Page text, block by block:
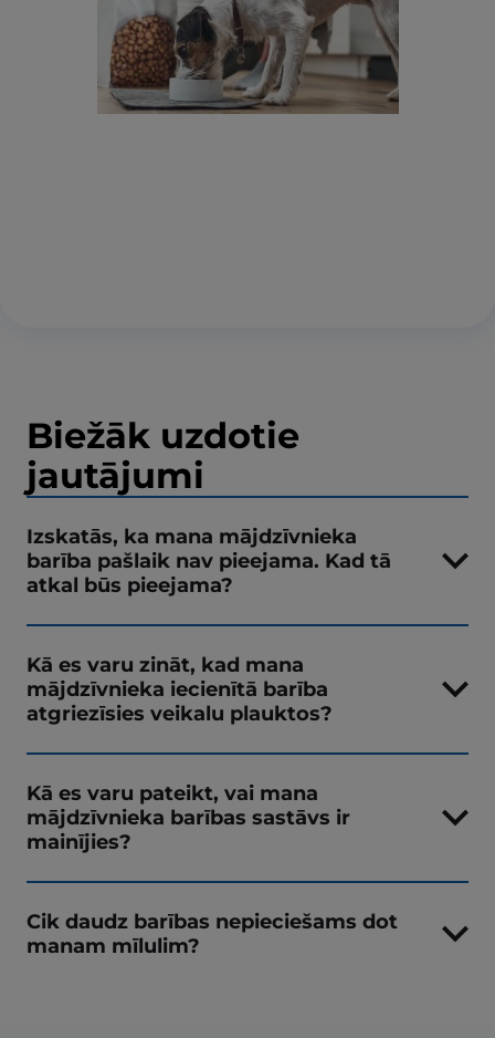
Biežāk uzdotie
jautājumi
Izskatās, ka mana mājdzīvnieka
barība pašlaik nav pieejama. Kad tā
atkal būs pieejama?
Kā es varu zināt, kad mana
mājdzīvnieka iecienītā barība
atgriezīsies veikalu plauktos?
Kā es varu pateikt, vai mana
mājdzīvnieka barības sastāvs ir
mainījies?
Cik daudz barības nepieciešams dot
manam mīlulim?